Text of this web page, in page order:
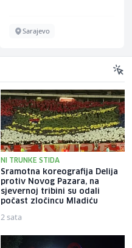
Sarajevo
NI TRUNKE STIDA
Sramotna koreografija Delija
protiv Novog Pazara, na
sjevernoj tribini su odali
počast zločincu Mladiću
2 sata